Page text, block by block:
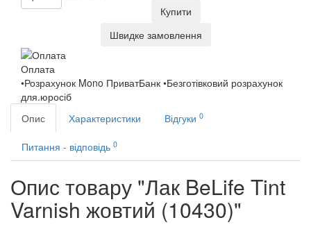
Купити
Швидке замовлення
Оплата
•Розрахунок Mono ПриватБанк •Безготівковий розрахунок
для.юросіб
Опис
Характеристики Відгуки 0
Питання - відповідь 0
Опис товару "Лак BeLife Tint
Varnish жовтий (10430)"